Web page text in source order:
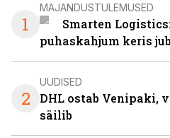
1
MAJANDUSTULEMUSED
Smarten
puhaskahjum keris
2
UUDISED
DHL ostab Venipaki,
säilib